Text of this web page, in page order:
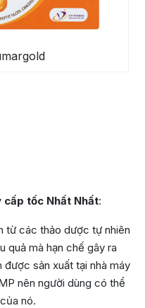
cấp tốc Nhất Nhất:
từ các thảo dược tự nhiên
quả mà hạn chế gây ra
sản xuất tại nhà máy
nên người dùng có thể
nó.